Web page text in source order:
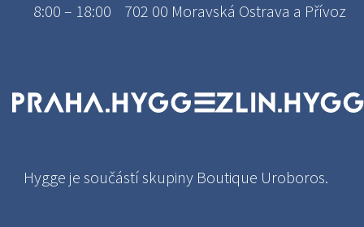
8:00 – 18:00
702 00 Moravská Ostrava a Přívoz
Hygge je součástí skupiny Boutique Uroboros.